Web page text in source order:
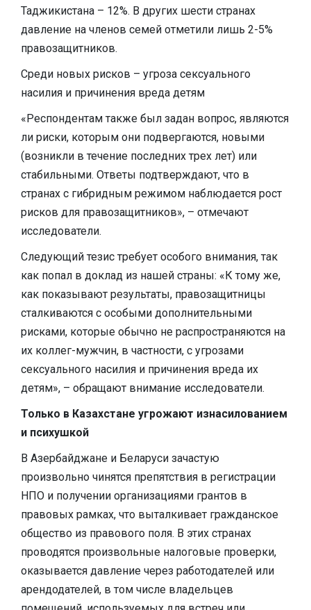
Таджикистана – 12%. В других шести странах
давление на членов семей отметили лишь 2-5%
правозащитников.
Среди новых рисков – угроза сексуального
насилия и причинения вреда детям
«Респондентам также был задан вопрос, являются
ли риски, которым они подвергаются, новыми
(возникли в течение последних трех лет) или
стабильными. Ответы подтверждают, что в
странах с гибридным режимом наблюдается рост
рисков для правозащитников», – отмечают
исследователи.
Следующий тезис требует особого внимания, так
как попал в доклад из нашей страны: «К тому же,
как показывают результаты, правозащитницы
сталкиваются с особыми дополнительными
рисками, которые обычно не распространяются на
их коллег-мужчин, в частности, с угрозами
сексуального насилия и причинения вреда их
детям», – обращают внимание исследователи.
Только в Казахстане угрожают изнасилованием
и психушкой
В Азербайджане и Беларуси зачастую
произвольно чинятся препятствия в регистрации
НПО и получении организациями грантов в
правовых рамках, что выталкивает гражданское
общество из правового поля. В этих странах
проводятся произвольные налоговые проверки,
оказывается давление через работодателей или
арендодателей, в том числе владельцев